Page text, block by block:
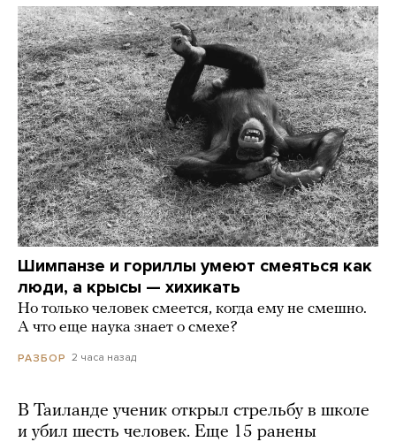
Шимпанзе и гориллы умеют смеяться как
люди, а крысы — хихикать
Но только человек смеется, когда ему не смешно.
А что еще наука знает о смехе?
РАЗБОР 2 часа назад
В Таиланде ученик открыл стрельбу в школе
и убил шесть человек. Еще 15 ранены